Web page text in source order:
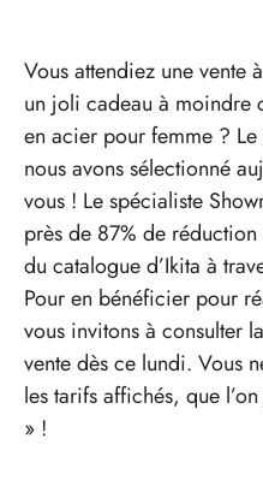
Vous attendiez une
un joli cadeau à moindre
en acier pour femme ?
nous avons sélectionné
vous ! Le spécialiste
près de 87% de réduction
du catalogue d’Ikita à
Pour en bénéficier pour
vous invitons à consulter
vente dès ce lundi. Vous
les tarifs affichés, que
» !